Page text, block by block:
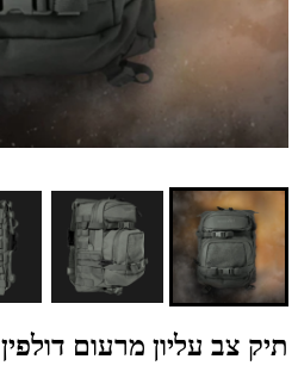
תיק צב עליון מרעום דולפין